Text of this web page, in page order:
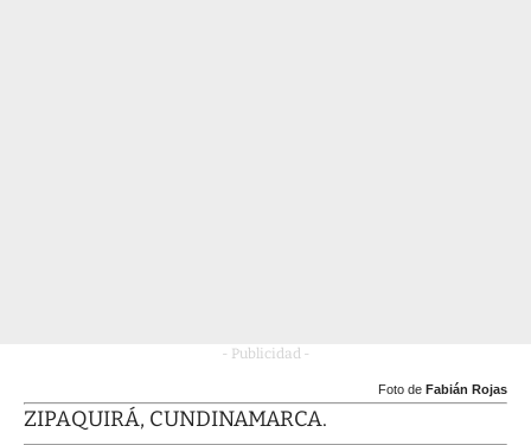
- Publicidad -
Foto de Fabián Rojas
ZIPAQUIRÁ, CUNDINAMARCA.